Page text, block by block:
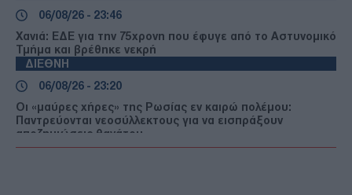
06/08/26 - 23:46
Χανιά: ΕΔΕ για την 75χρονη που έφυγε από το Αστυνομικό
Τμήμα και βρέθηκε νεκρή
ΔΙΕΘΝΗ
06/08/26 - 23:20
Οι «μαύρες χήρες» της Ρωσίας εν καιρώ πολέμου:
Παντρεύονται νεοσύλλεκτους για να εισπράξουν
αποζημιώσεις θανάτου
ΔΙΕΘΝΗ